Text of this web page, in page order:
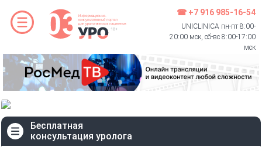
☎ +7 916 985-16-54
UNICLINICA пн-пт 8:00-
20:00 мск, сб-вс 8:00-17:00
мск
Бесплатная
консультация уролога